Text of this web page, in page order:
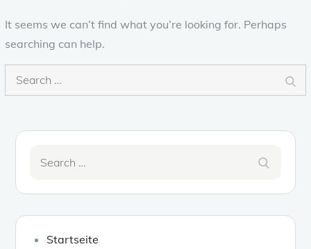
It seems we can’t find what you’re looking for. Perhaps
searching can help.
Search
for:
Startseite